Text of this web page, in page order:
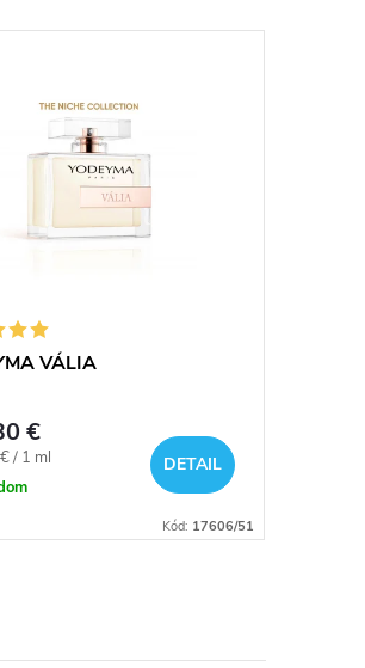
VÁLIA
€
/ 1 ml
DETAIL
Kód: 17606/51